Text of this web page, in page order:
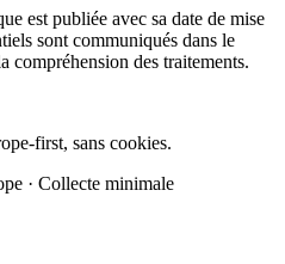
est publiée avec sa date de mise
sont communiqués dans le
compréhension des traitements.
first, sans cookies.
· Collecte minimale